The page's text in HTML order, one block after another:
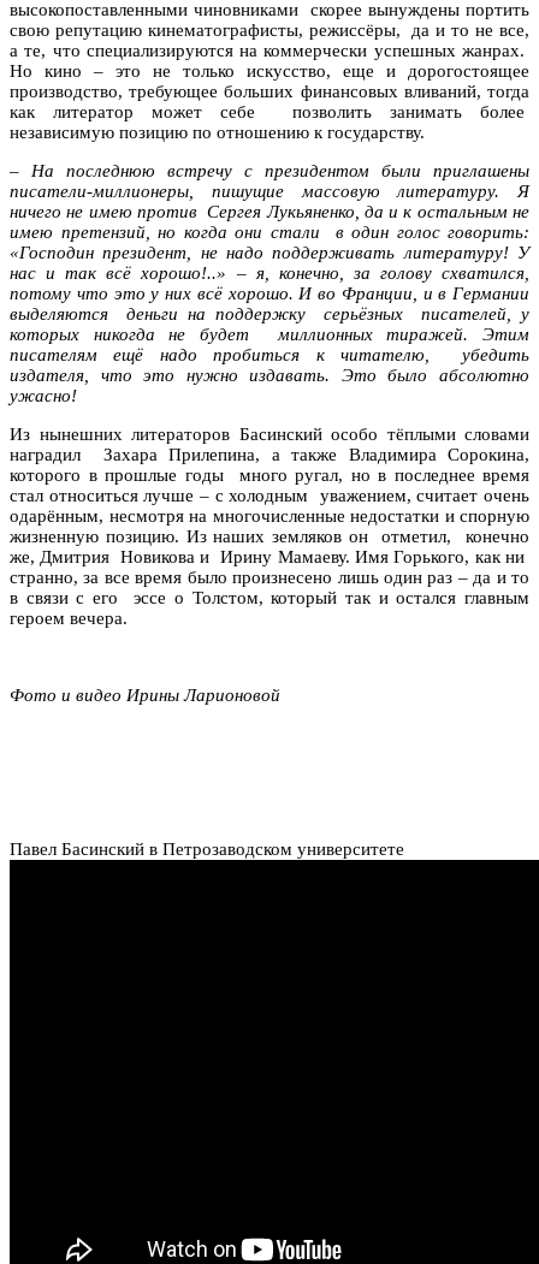
высокопоставленными чиновниками скорее вынуждены портить
свою репутацию кинематографисты, режиссёры, да и то не все,
а те, что специализируются на коммерчески успешных жанрах.
Но кино – это не только искусство, еще и дорогостоящее
производство, требующее больших финансовых вливаний, тогда
как литератор может себе позволить занимать более
независимую позицию по отношению к государству.
– На последнюю встречу с президентом были приглашены
писатели-миллионеры, пишущие массовую литературу. Я
ничего не имею против Сергея Лукьяненко, да и к остальным не
имею претензий, но когда они стали в один голос говорить:
«Господин президент, не надо поддерживать литературу! У
нас и так всё хорошо!..» –я, конечно, за голову схватился,
потому что это у них всё хорошо. И во Франции, и в Германии
выделяются деньги на поддержку серьёзных писателей, у
которых никогда не будет миллионных тиражей. Этим
писателям ещё надо пробиться к читателю, убедить
издателя, что это нужно издавать. Это было абсолютно
ужасно!
Из нынешних литераторов Басинский особо тёплыми словами
наградил Захара Прилепина, а также Владимира Сорокина,
которого в прошлые годы много ругал, но в последнее время
стал относиться лучше – с холодным уважением, считает очень
одарённым, несмотря на многочисленные недостатки и спорную
жизненную позицию. Из наших земляков он отметил, конечно
же, Дмитрия Новикова и Ирину Мамаеву. Имя Горького, как ни
странно, за все время было произнесено лишь один раз – да и то
в связи с его эссе о Толстом, который так и остался главным
героем вечера.
Фото и видео Ирины Ларионовой
Павел Басинский в Петрозаводском университете